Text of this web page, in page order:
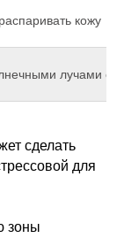
кожу
лучами с
сделать
для
зоны